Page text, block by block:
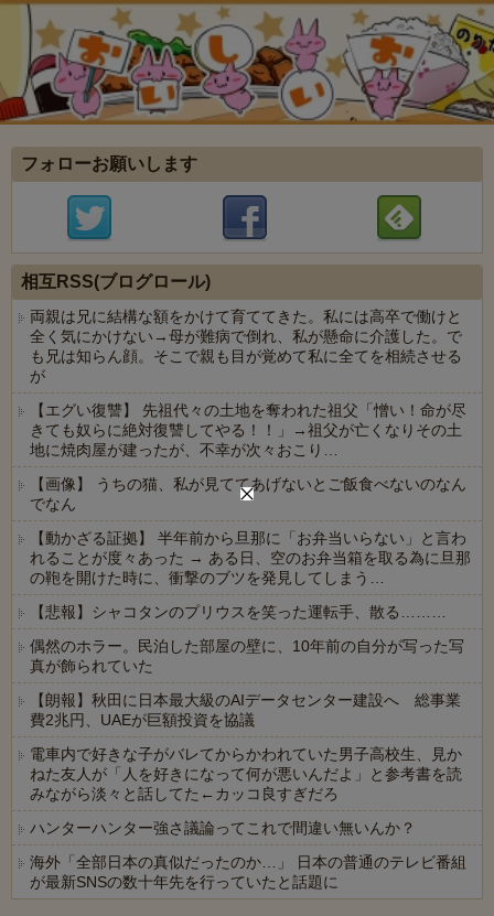
フォローお願いします
相互RSS(ブログロール)
両親は兄に結構な額をかけて育ててきた。私には高卒で働けと
全く気にかけない→母が難病で倒れ、私が懸命に介護した。で
も兄は知らん顔。そこで親も目が覚めて私に全てを相続させる
が
【エグい復讐】 先祖代々の土地を奪われた祖父「憎い！命が尽
きても奴らに絶対復讐してやる！！」→祖父が亡くなりその土
地に焼肉屋が建ったが、不幸が次々おこり…
【画像】 うちの猫、私が見ててあげないとご飯食べないのなん
でなん
【動かざる証拠】 半年前から旦那に「お弁当いらない」と言わ
れることが度々あった → ある日、空のお弁当箱を取る為に旦那
の鞄を開けた時に、衝撃のブツを発見してしまう…
【悲報】シャコタンのプリウスを笑った運転手、散る………
偶然のホラー。民泊した部屋の壁に、10年前の自分が写った写
真が飾られていた
【朗報】秋田に日本最大級のAIデータセンター建設へ 総事業
費2兆円、UAEが巨額投資を協議
電車内で好きな子がバレてからかわれていた男子高校生、見か
ねた友人が「人を好きになって何が悪いんだよ」と参考書を読
みながら淡々と話してた←カッコ良すぎだろ
ハンターハンター強さ議論ってこれで間違い無いんか？
海外「全部日本の真似だったのか…」 日本の普通のテレビ番組
が最新SNSの数十年先を行っていたと話題に